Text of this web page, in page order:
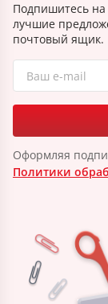
Подпишитесь
лучшие
почтовый ящик.
Оформляя
Политики